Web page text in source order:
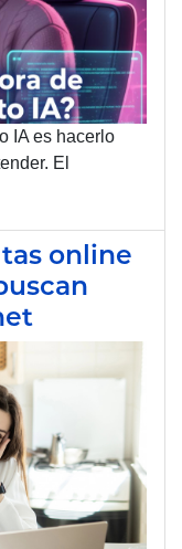
IA es hacerlo
El
online